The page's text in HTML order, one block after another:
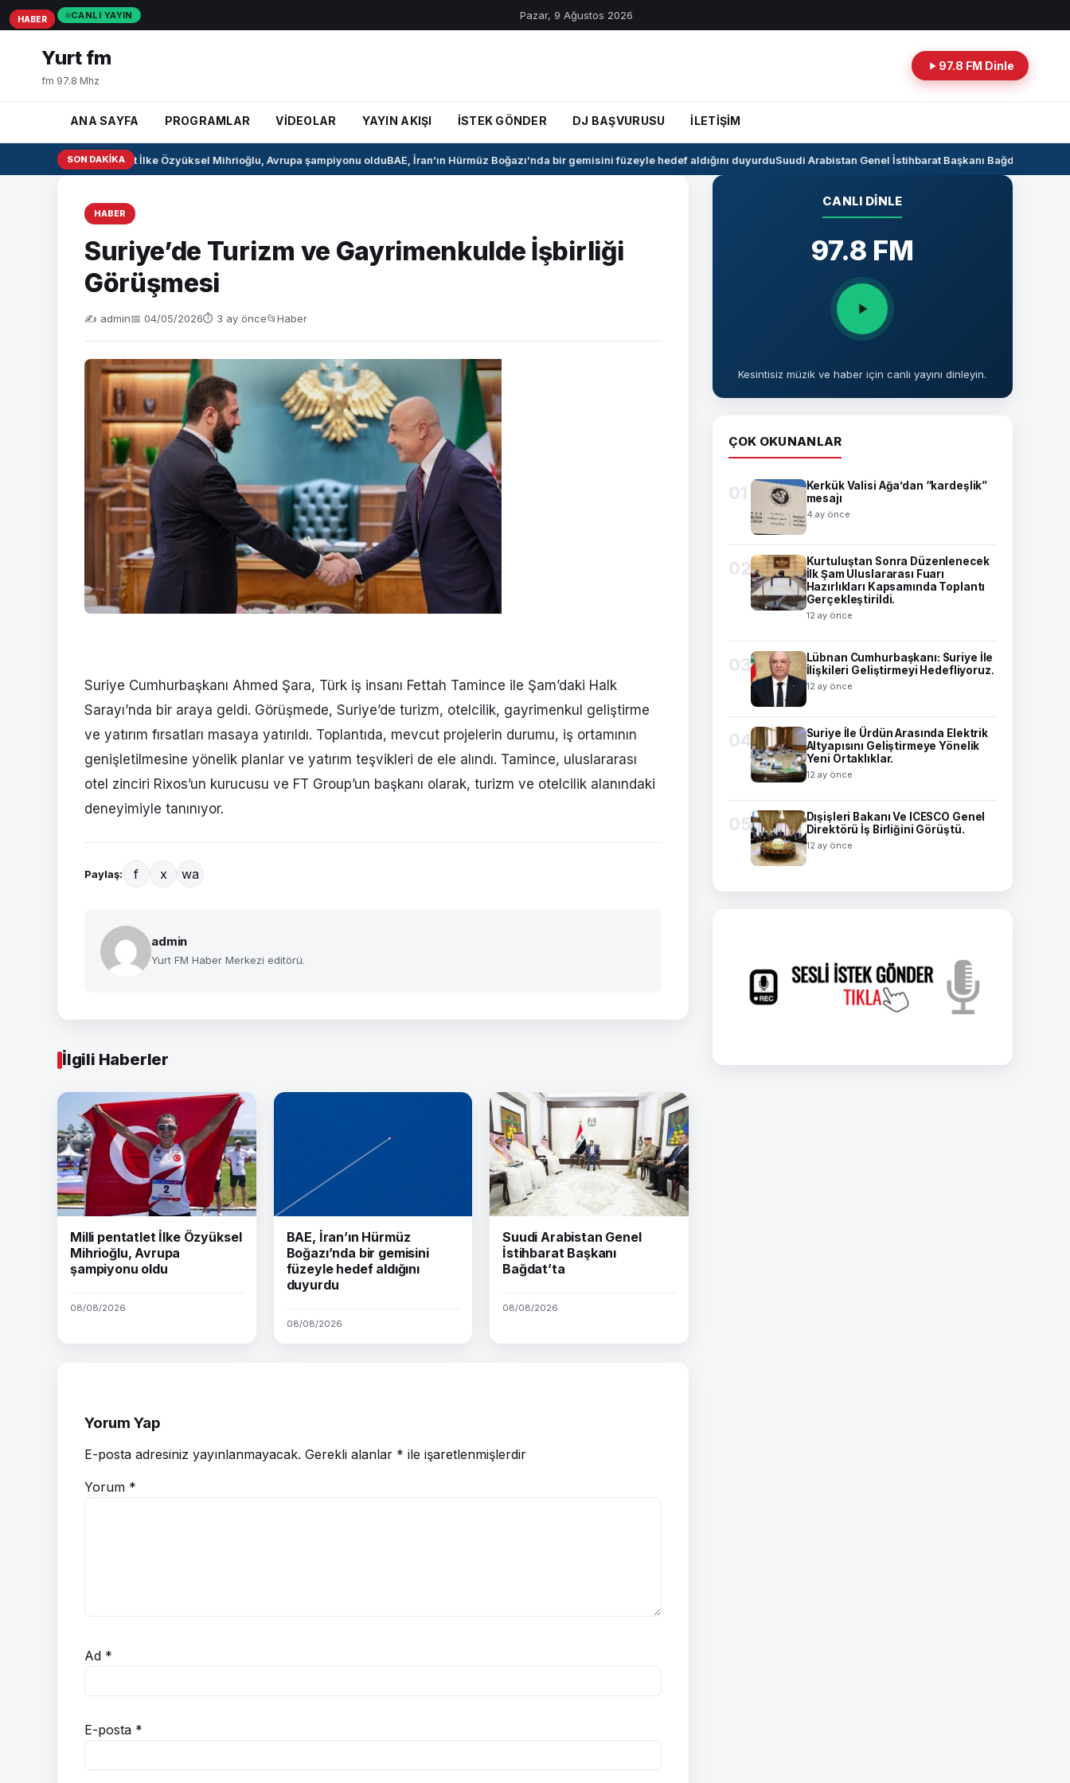
CANLI YAYIN Pazar, 9 Ağustos 2026
Yurt fm
fm 97.8 Mhz
97.8 FM Dinle
ANA SAYFA PROGRAMLAR VİDEOLAR YAYIN AKIŞI İSTEK GÖNDER DJ BAŞVURUSU İLETİŞİM
SON DAKIKA
Milli pentatlet İlke Özyüksel Mihrioğlu, Avrupa şampiyonu olduBAE, İran’ın Hürmüz Boğazı’nda bir gemisini füzeyle hedef aldığını duyurduSuudi Arabistan Genel İstihbarat Başkanı Bağdat’ta
HABER
Suriye’de Turizm ve Gayrimenkulde İşbirliği
Görüşmesi
✍️ admin📅 04/05/2026⏱ 3 ay önce📂Haber
Suriye Cumhurbaşkanı Ahmed Şara, Türk iş insanı Fettah Tamince ile Şam’daki Halk
Sarayı’nda bir araya geldi. Görüşmede, Suriye’de turizm, otelcilik, gayrimenkul geliştirme
ve yatırım fırsatları masaya yatırıldı. Toplantıda, mevcut projelerin durumu, iş ortamının
genişletilmesine yönelik planlar ve yatırım teşvikleri de ele alındı. Tamince, uluslararası
otel zinciri Rixos’un kurucusu ve FT Group’un başkanı olarak, turizm ve otelcilik alanındaki
deneyimiyle tanınıyor.
Paylaş: f x wa
admin
Yurt FM Haber Merkezi editörü.
İlgili Haberler
HABER
Milli pentatlet İlke Özyüksel
Mihrioğlu, Avrupa
şampiyonu oldu
08/08/2026
HABER
BAE, İran’ın Hürmüz
Boğazı’nda bir gemisini
füzeyle hedef aldığını
duyurdu
08/08/2026
HABER
Suudi Arabistan Genel
İstihbarat Başkanı
Bağdat’ta
08/08/2026
Yorum Yap
E-posta adresiniz yayınlanmayacak. Gerekli alanlar * ile işaretlenmişlerdir
Yorum *
Ad *
E-posta *
CANLI DINLE
97.8 FM
Kesintisiz müzik ve haber için canlı yayını dinleyin.
ÇOK OKUNANLAR
01
Kerkük Valisi Ağa’dan “kardeşlik”
mesajı
4 ay önce
02
Kurtuluştan Sonra Düzenlenecek
İlk Şam Uluslararası Fuarı
Hazırlıkları Kapsamında Toplantı
Gerçekleştirildi.
12 ay önce
03
Lübnan Cumhurbaşkanı: Suriye İle
İlişkileri Geliştirmeyi Hedefliyoruz.
12 ay önce
04
Suriye İle Ürdün Arasında Elektrik
Altyapısını Geliştirmeye Yönelik
Yeni Ortaklıklar.
12 ay önce
05
Dışişleri Bakanı Ve ICESCO Genel
Direktörü İş Birliğini Görüştü.
12 ay önce